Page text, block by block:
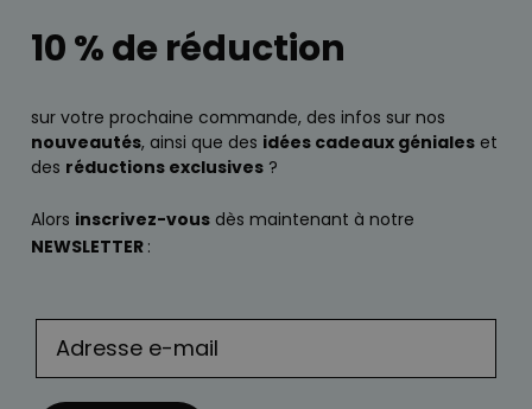
10 % de réduction
sur votre prochaine commande, des infos sur nos
nouveautés, ainsi que des idées cadeaux géniales et
des réductions exclusives ?
Alors inscrivez-vous dès maintenant à notre
NEWSLETTER :